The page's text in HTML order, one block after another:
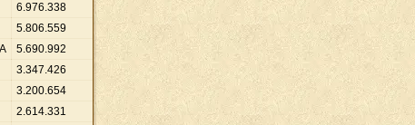
6.976.338
5.806.559
5.690.992
3.347.426
3.200.654
2.614.331